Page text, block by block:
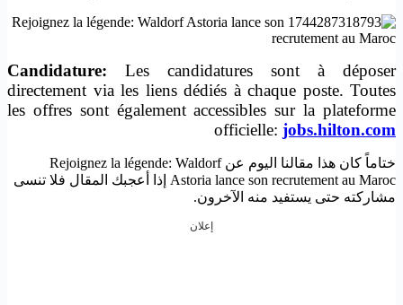
Candidature: Les candidatures sont à déposer
directement via les liens dédiés à chaque poste. Toutes
les offres sont également accessibles sur la plateforme
officielle: jobs.hilton.com
ختاماً كان هذا مقالنا اليوم عن Rejoignez la légende: Waldorf
Astoria lance son recrutement au Maroc إذا أعجبك المقال فلا تنسى
مشاركته حتى يستفيد منه الآخرون.
إعلان